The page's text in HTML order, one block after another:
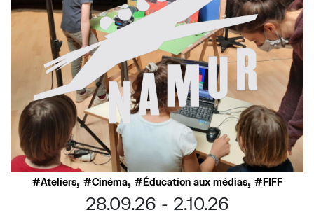
Ateliers, Cinéma, Éducation aux médias, FIFF
28.09.26
2.10.26